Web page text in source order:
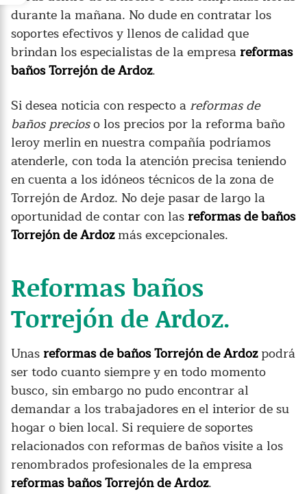
durante la mañana. No dude en contratar los
soportes efectivos y llenos de calidad que
brindan los especialistas de la empresareformas
baños Torrejón de Ardoz.
Si desea noticia con respecto a reformas de
baños precioso los precios por la reforma baño
leroy merlin en nuestra compañía podríamos
atenderle, con toda la atención precisa teniendo
en cuenta a los idóneos técnicos de la zona de
Torrejón de Ardoz. No deje pasar de largo la
oportunidad de contar con lasreformas de baños
Torrejón de Ardozmás excepcionales.
Reformas baños
Torrejón de Ardoz.
Unasreformas de baños Torrejón de Ardozpodrá
ser todo cuanto siempre y en todo momento
busco, sin embargo no pudo encontrar al
demandar a los trabajadores en el interior de su
hogar o bien local. Si requiere de soportes
relacionados con reformas de baños visite a los
renombrados profesionales de la empresa
reformas baños Torrejón de Ardoz.